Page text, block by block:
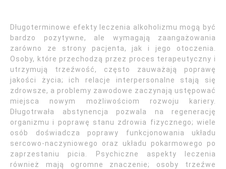
Długoterminowe efekty leczenia alkoholizmu mogą być
bardzo pozytywne, ale wymagają zaangażowania
zarówno ze strony pacjenta, jak i jego otoczenia.
Osoby, które przechodzą przez proces terapeutyczny i
utrzymują trzeźwość, często zauważają poprawę
jakości życia; ich relacje interpersonalne stają się
zdrowsze, a problemy zawodowe zaczynają ustępować
miejsca nowym możliwościom rozwoju kariery.
Długotrwała abstynencja pozwala na regenerację
organizmu i poprawę stanu zdrowia fizycznego; wiele
osób doświadcza poprawy funkcjonowania układu
sercowo-naczyniowego oraz układu pokarmowego po
zaprzestaniu picia. Psychiczne aspekty leczenia
również mają ogromne znaczenie; osoby trzeźwe